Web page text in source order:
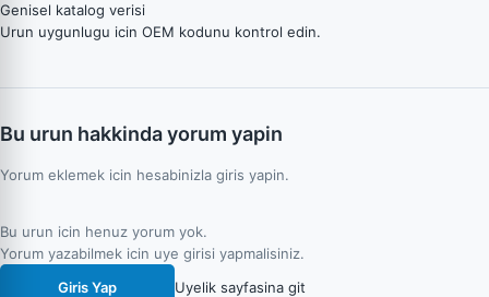
Genisel katalog verisi
Urun uygunlugu icin OEM kodunu kontrol edin.
Bu urun hakkinda yorum yapin
Yorum eklemek icin hesabinizla giris yapin.
Bu urun icin henuz yorum yok.
Yorum yazabilmek icin uye girisi yapmalisiniz.
Giris Yap
Uyelik sayfasina git